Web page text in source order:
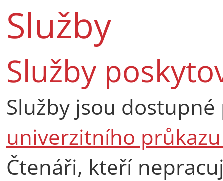
Služby
Služby
Služby jsou
univerzitního
Čtenáři, kteří